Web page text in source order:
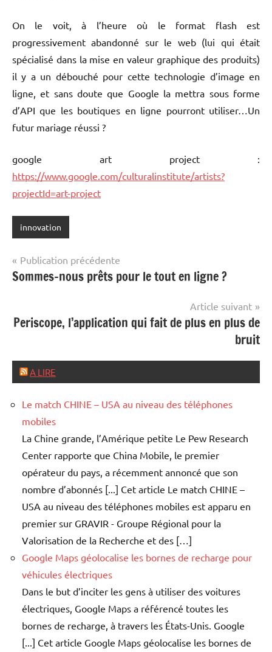
On le voit, à l’heure où le format flash est
progressivement abandonné sur le web (lui qui était
spécialisé dans la mise en valeur graphique des produits)
il y a un débouché pour cette technologie d’image en
ligne, et sans doute que Google la mettra sous forme
d’API que les boutiques en ligne pourront utiliser…Un
futur mariage réussi ?
google art project :
https://www.google.com/culturalinstitute/artists?
projectId=art-project
innovation
Navigation
de
Publication précédente
Sommes-nous prêts pour le tout en ligne ?
Article suivant
Periscope, l’application qui fait de plus en plus de
bruit
A LIRE
Le match CHINE – USA au niveau des téléphones
mobiles
La Chine grande, l’Amérique petite Le Pew Research
Center rapporte que China Mobile, le premier
opérateur du pays, a récemment annoncé que son
nombre d’abonnés [...] Cet article Le match CHINE –
USA au niveau des téléphones mobiles est apparu en
premier sur GRAVIR - Groupe Régional pour la
Valorisation de la Recherche et des […]
Google Maps géolocalise les bornes de recharge pour
véhicules électriques
Dans le but d’inciter les gens à utiliser des voitures
électriques, Google Maps a référencé toutes les
bornes de recharge, à travers les États-Unis. Google
[...] Cet article Google Maps géolocalise les bornes de